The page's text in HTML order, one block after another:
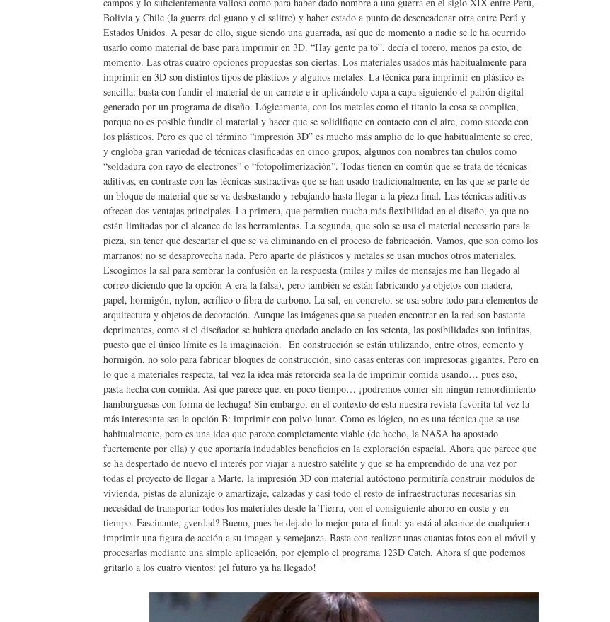
Bolivia y Chile (la guerra del guano y el salitre) y haber estado a punto de desencadenar otra entre Perú y
Estados Unidos. A pesar de ello, sigue siendo una guarrada, así que de momento a nadie se le ha ocurrido
usarlo como material de base para imprimir en 3D. “Hay gente pa tó”, decía el torero, menos pa esto, de
momento. Las otras cuatro opciones propuestas son ciertas. Los materiales usados más habitualmente para
imprimir en 3D son distintos tipos de plásticos y algunos metales. La técnica para imprimir en plástico es
sencilla: basta con fundir el material de un carrete e ir aplicándolo capa a capa siguiendo el patrón digital
generado por un programa de diseño. Lógicamente, con los metales como el titanio la cosa se complica,
porque no es posible fundir el material y hacer que se solidifique en contacto con el aire, como sucede con
los plásticos. Pero es que el término “impresión 3D” es mucho más amplio de lo que habitualmente se cree,
y engloba gran variedad de técnicas clasificadas en cinco grupos, algunos con nombres tan chulos como
“soldadura con rayo de electrones” o “fotopolimerización”. Todas tienen en común que se trata de técnicas
aditivas, en contraste con las técnicas sustractivas que se han usado tradicionalmente, en las que se parte de
un bloque de material que se va desbastando y rebajando hasta llegar a la pieza final. Las técnicas aditivas
ofrecen dos ventajas principales. La primera, que permiten mucha más flexibilidad en el diseño, ya que no
están limitadas por el alcance de las herramientas. La segunda, que solo se usa el material necesario para la
pieza, sin tener que descartar el que se va eliminando en el proceso de fabricación. Vamos, que son como los
marranos: no se desaprovecha nada. Pero aparte de plásticos y metales se usan muchos otros materiales.
Escogimos la sal para sembrar la confusión en la respuesta (miles y miles de mensajes me han llegado al
correo diciendo que la opción A era la falsa), pero también se están fabricando ya objetos con madera,
papel, hormigón, nylon, acrílico o fibra de carbono. La sal, en concreto, se usa sobre todo para elementos de
arquitectura y objetos de decoración. Aunque las imágenes que se pueden encontrar en la red son bastante
deprimentes, como si el diseñador se hubiera quedado anclado en los setenta, las posibilidades son infinitas,
puesto que el único límite es la imaginación. En construcción se están utilizando, entre otros, cemento y
hormigón, no solo para fabricar bloques de construcción, sino casas enteras con impresoras gigantes. Pero en
lo que a materiales respecta, tal vez la idea más retorcida sea la de imprimir comida usando… pues eso,
pasta hecha con comida. Así que parece que, en poco tiempo… ¡podremos comer sin ningún remordimiento
hamburguesas con forma de lechuga! Sin embargo, en el contexto de esta nuestra revista favorita tal vez la
más interesante sea la opción B: imprimir con polvo lunar. Como es lógico, no es una técnica que se use
habitualmente, pero es una idea que parece completamente viable (de hecho, la NASA ha apostado
fuertemente por ella) y que aportaría indudables beneficios en la exploración espacial. Ahora que parece que
se ha despertado de nuevo el interés por viajar a nuestro satélite y que se ha emprendido de una vez por
todas el proyecto de llegar a Marte, la impresión 3D con material autóctono permitiría construir módulos de
vivienda, pistas de alunizaje o amartizaje, calzadas y casi todo el resto de infraestructuras necesarias sin
necesidad de transportar todos los materiales desde la Tierra, con el consiguiente ahorro en coste y en
tiempo. Fascinante, ¿verdad? Bueno, pues he dejado lo mejor para el final: ya está al alcance de cualquiera
imprimir una figura de acción a su imagen y semejanza. Basta con realizar unas cuantas fotos con el móvil y
procesarlas mediante una simple aplicación, por ejemplo el programa 123D Catch. Ahora sí que podemos
gritarlo a los cuatro vientos: ¡el futuro ya ha llegado!